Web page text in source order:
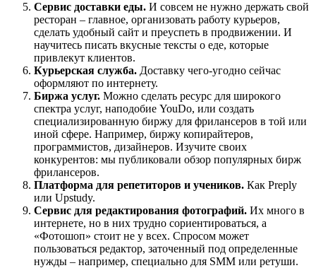
Сервис доставки еды. И совсем не нужно держать свой
ресторан – главное, организовать работу курьеров,
сделать удобный сайт и преуспеть в продвижении. И
научитесь писать вкусные тексты о еде, которые
привлекут клиентов.
Курьерская служба. Доставку чего-угодно сейчас
оформляют по интернету.
Биржа услуг. Можно сделать ресурс для широкого
спектра услуг, наподобие YouDo, или создать
специализированную биржу для фрилансеров в той или
иной сфере. Например, биржу копирайтеров,
программистов, дизайнеров. Изучите своих
конкурентов: мы публиковали обзор популярных бирж
фрилансеров.
Платформа для репетиторов и учеников. Как Preply
или Upstudy.
Сервис для редактирования фотографий. Их много в
интернете, но в них трудно сориентироваться, а
«Фотошоп» стоит не у всех. Спросом может
пользоваться редактор, заточенный под определенные
нужды – например, специально для SMM или ретуши.